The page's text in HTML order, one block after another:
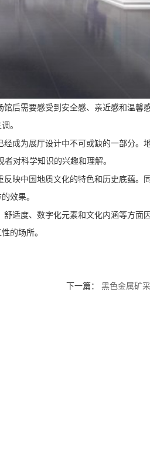
后需要感受到安全感、亲近感和温馨
。
成为展厅设计中不可或缺的一部分。
对科学知识的兴趣和理解。
映中国地质文化的特色和历史底蕴。
效果。
适度、数字化元素和文化内涵等方面
的场所。
下一篇： 黑色金属矿